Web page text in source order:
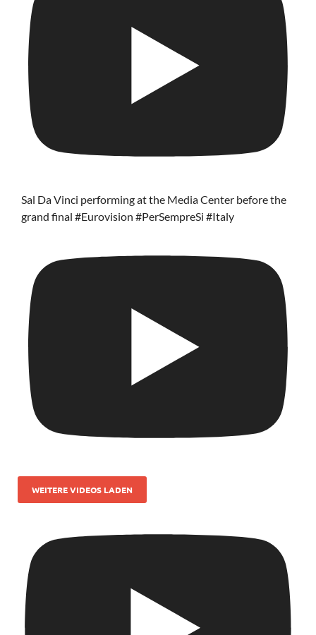
Sal Da Vinci performing at the Media Center before the
grand final #Eurovision #PerSempreSi #Italy
WEITERE VIDEOS LADEN